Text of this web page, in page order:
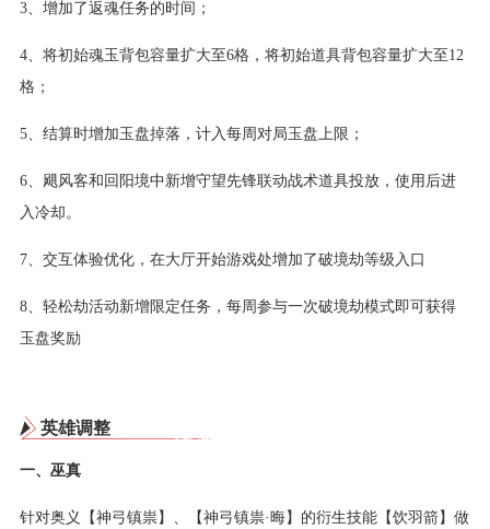
3、增加了返魂任务的时间；
4、将初始魂玉背包容量扩大至6格，将初始道具背包容量扩大至12
格；
5、结算时增加玉盘掉落，计入每周对局玉盘上限；
6、飓风客和回阳境中新增守望先锋联动战术道具投放，使用后进
入冷却。
7、交互体验优化，在大厅开始游戏处增加了破境劫等级入口
8、轻松劫活动新增限定任务，每周参与一次破境劫模式即可获得
玉盘奖励
英雄调整
一、巫真
针对奥义【神弓镇祟】、【神弓镇祟·晦】的衍生技能【饮羽箭】做